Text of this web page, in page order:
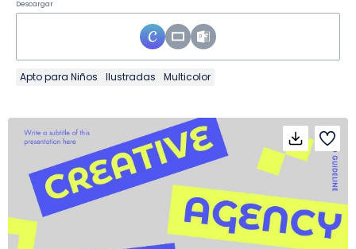
Descargar
Apto para Niños Ilustradas Multicolor